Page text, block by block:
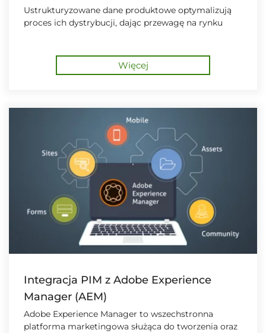
Ustrukturyzowane dane produktowe optymalizują
proces ich dystrybucji, dając przewagę na rynku
Więcej
Integracja PIM z Adobe Experience
Manager (AEM)
Adobe Experience Manager to wszechstronna
platforma marketingowa służąca do tworzenia oraz